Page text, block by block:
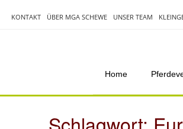
KONTAKT ÜBER MGA SCHEWE UNSER TEAM
Home
Schlagwort: